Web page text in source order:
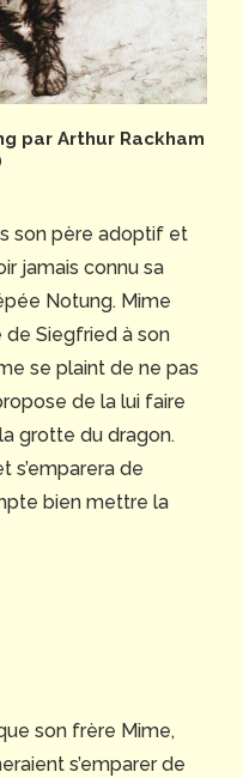
par Arthur Rackham
son père adoptif et
jamais connu sa
Notung. Mime
de Siegfried à son
se plaint de ne pas
de la lui faire
grotte du dragon.
s’emparera de
bien mettre la
son frère Mime,
s’emparer de